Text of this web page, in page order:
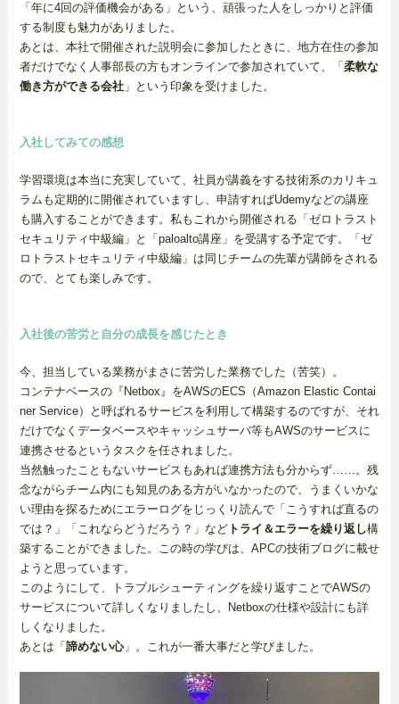
「年に4回の評価機会がある」という、頑張った人をしっかりと評価
する制度も魅力がありました。
あとは、本社で開催された説明会に参加したときに、地方在住の参加
者だけでなく人事部長の方もオンラインで参加されていて、「 柔軟な
働き方ができる会社」という印象を受けました。
入社してみての感想
学習環境は本当に充実していて、社員が講義をする技術系のカリキュ
ラムも定期的に開催されていますし、申請すればUdemyなどの講座
も購入することができます。私もこれから開催される「ゼロトラスト
セキュリティ中級編」と「paloalto講座」を受講する予定です。「ゼ
ロトラストセキュリティ中級編」は同じチームの先輩が講師をされる
ので、とても楽しみです。
入社後の苦労と自分の成長を感じたとき
今、担当している業務がまさに苦労した業務でした（苦笑）。
コンテナベースの『Netbox』をAWSのECS（Amazon Elastic Contai
ner Service）と呼ばれるサービスを利用して構築するのですが、それ
だけでなくデータベースやキャッシュサーバ等もAWSのサービスに
連携させるというタスクを任されました。
当然触ったこともないサービスもあれば連携方法も分からず……。残
念ながらチーム内にも知見のある方がいなかったので、うまくいかな
い理由を探るためにエラーログをじっくり読んで「こうすれば直るの
では？」「これならどうだろう？」などトライ＆エラーを繰り返し構
築することができました。この時の学びは、APCの技術ブログに載せ
ようと思っています。
このようにして、トラブルシューティングを繰り返すことでAWSの
サービスについて詳しくなりましたし、Netboxの仕様や設計にも詳
しくなりました。
あとは「 諦めない心」。これが一番大事だと学びました。